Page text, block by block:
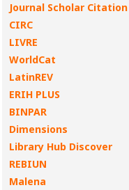
Journal Scholar Citation
CIRC
LIVRE
WorldCat
LatinREV
ERIH PLUS
BINPAR
Dimensions
Library Hub Discover
REBIUN
Malena